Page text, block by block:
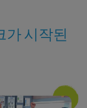
가 시작된